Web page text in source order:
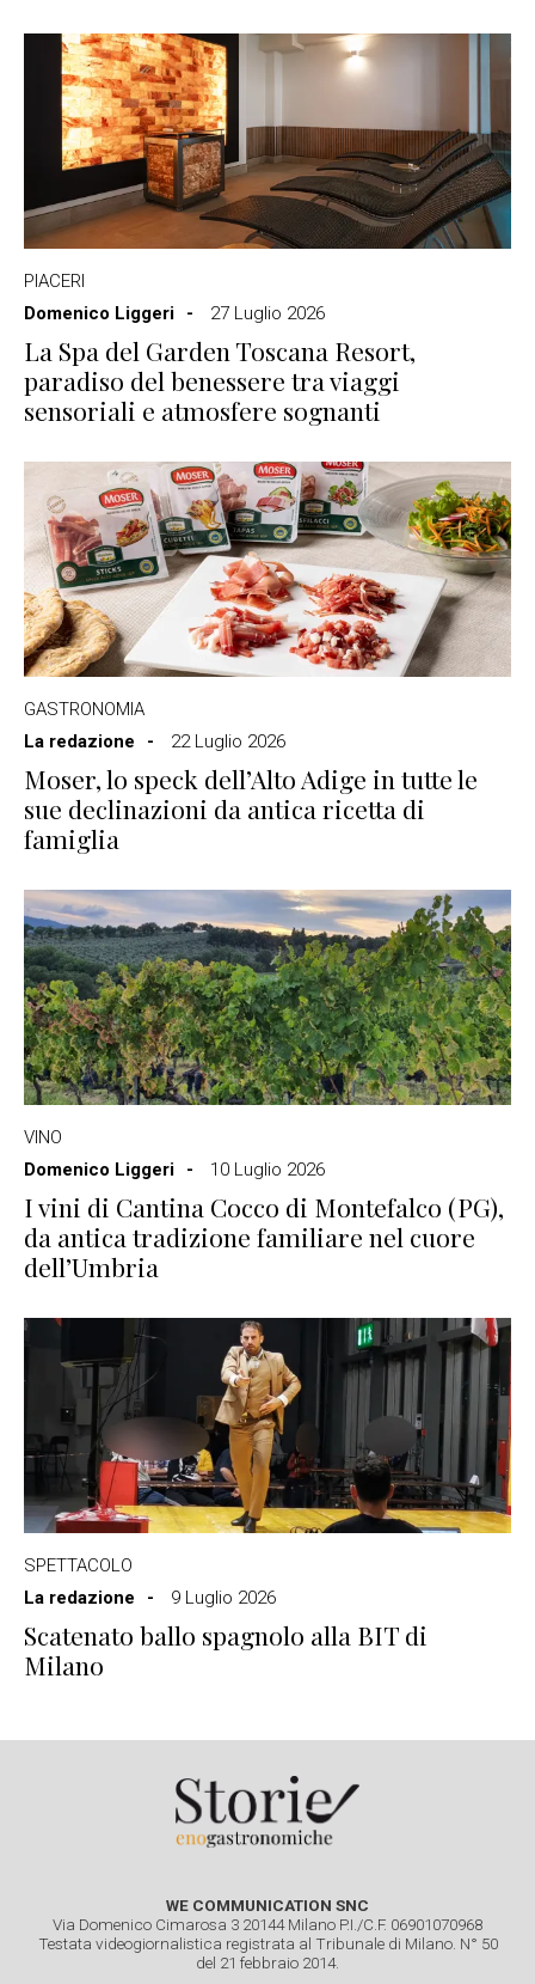
PIACERI
Domenico Liggeri
27 Luglio 2026
La Spa del Garden Toscana Resort,
paradiso del benessere tra viaggi
sensoriali e atmosfere sognanti
GASTRONOMIA
La redazione
22 Luglio 2026
Moser, lo speck dell’Alto Adige in tutte le
sue declinazioni da antica ricetta di
famiglia
VINO
Domenico Liggeri
10 Luglio 2026
I vini di Cantina Cocco di Montefalco (PG),
da antica tradizione familiare nel cuore
dell’Umbria
SPETTACOLO
La redazione
9 Luglio 2026
Scatenato ballo spagnolo alla BIT di
Milano
WE COMMUNICATION SNC
Via Domenico Cimarosa 3 20144 Milano P.I./C.F. 06901070968
Testata videogiornalistica registrata al Tribunale di Milano. N° 50
del 21 febbraio 2014.